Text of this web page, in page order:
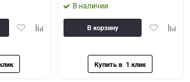
ДобавитьДобавить
В наличии
Добавить
В корзину